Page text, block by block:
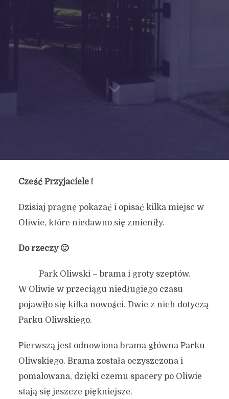
Cześć Przyjaciele !
Dzisiaj pragnę pokazać i opisać kilka miejsc w
Oliwie, które niedawno się zmieniły.
Do rzeczy 🙂
Park Oliwski – brama i groty szeptów.
W Oliwie w przeciągu niedługiego czasu
pojawiło się kilka nowości. Dwie z nich dotyczą
Parku Oliwskiego.
Pierwszą jest odnowiona brama główna Parku
Oliwskiego. Brama została oczyszczona i
pomalowana, dzięki czemu spacery po Oliwie
stają się jeszcze piękniejsze.